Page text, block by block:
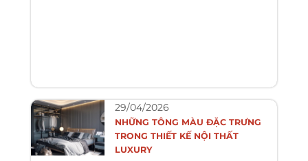
29/04/2026
NHỮNG TÔNG MÀU ĐẶC TRƯNG
TRONG THIẾT KẾ NỘI THẤT
LUXURY